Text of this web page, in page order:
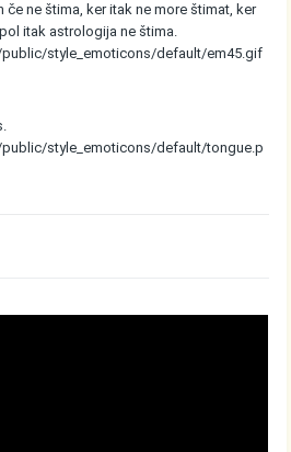
ne štima, ker itak ne more štimat, ker
itak astrologija ne štima.
style_emoticons/default/em45.gif
style_emoticons/default/tongue.p